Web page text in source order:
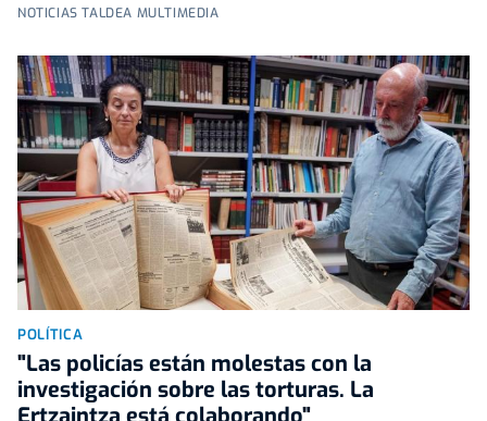
NOTICIAS TALDEA MULTIMEDIA
POLÍTICA
"Las policías están molestas con la
investigación sobre las torturas. La